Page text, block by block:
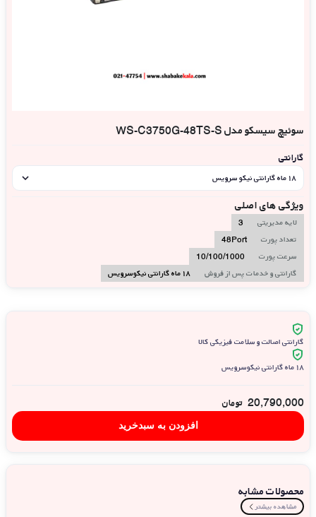
سوئیچ سیسکو مدل WS-C3750G-48TS-S
گارانتی
۱۸ ماه گارانتی نیکو سرویس
ویژگی های اصلی
3
لایه مدیریتی
48Port
تعداد پورت
10/100/1000
سرعت پورت
۱۸ ماه گارانتی نیکوسرویس
گارانتی و خدمات پس از فروش
گارانتی اصالت و سلامت فیزیکی کالا
۱۸ ماه گارانتی نیکوسرویس
20,790,000 تومان
افزودن به سبدخرید
محصولات مشابه
مشاهده بیشتر